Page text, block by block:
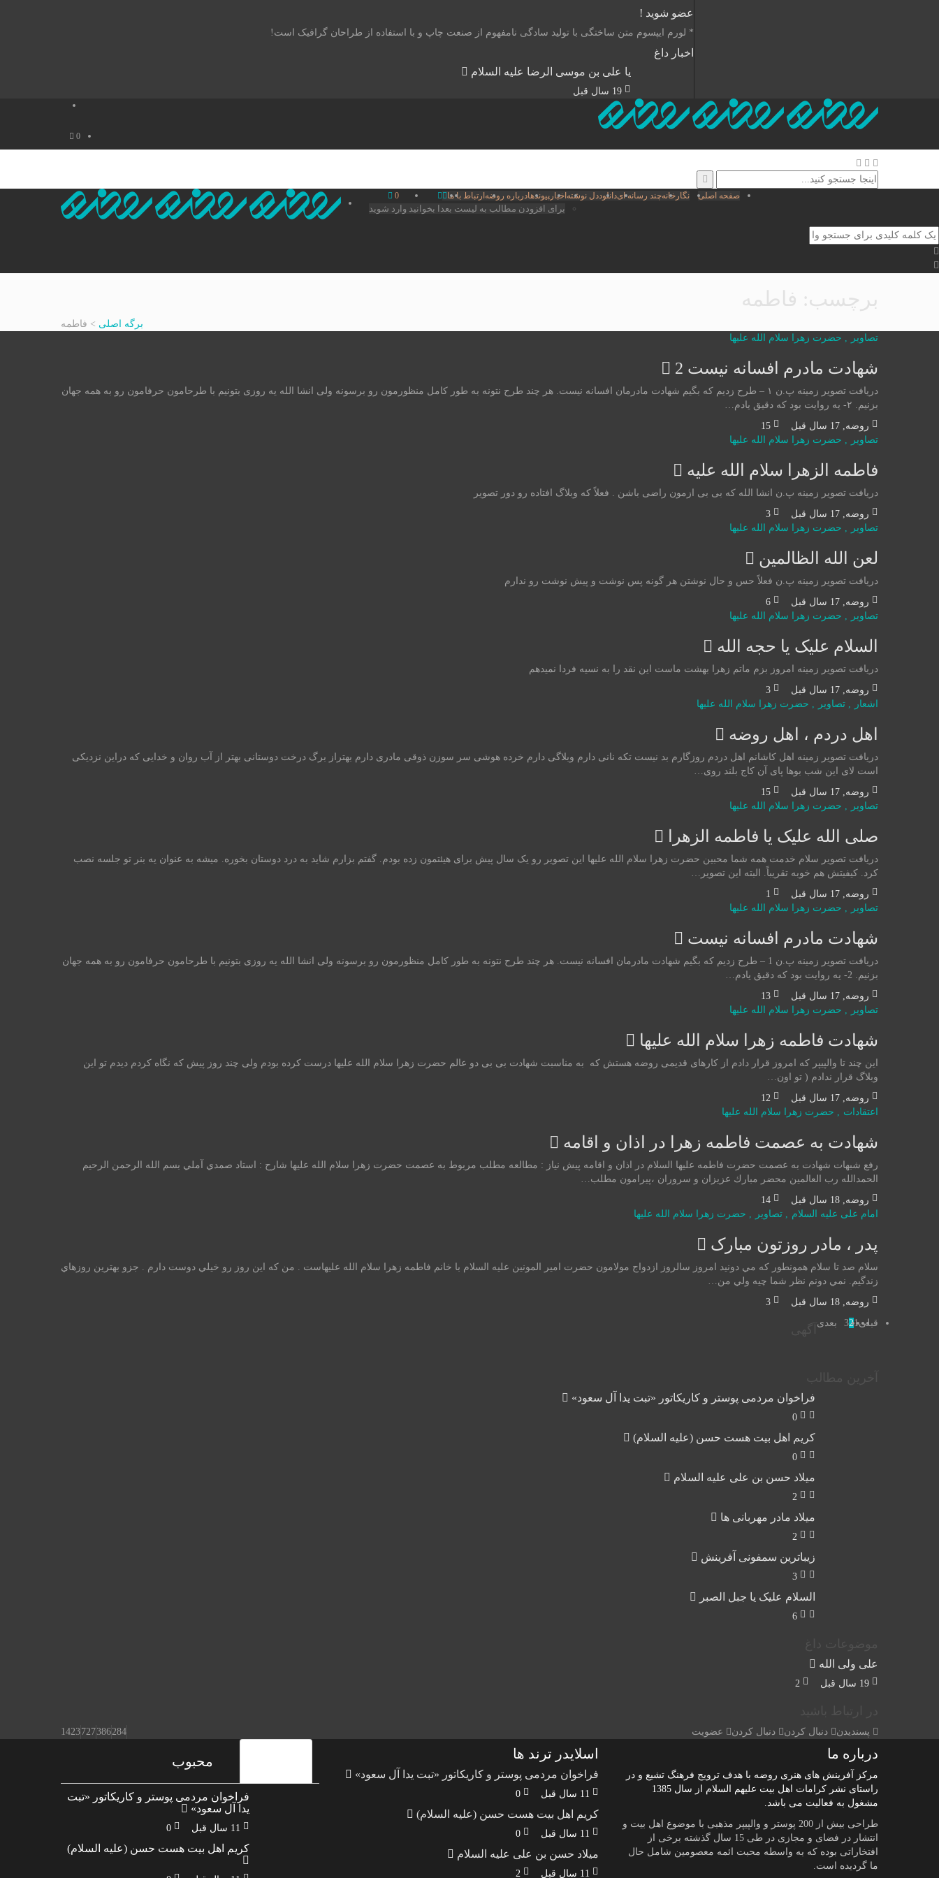
عضو شوید !
* لورم ایپسوم متن ساختگی با تولید سادگی نامفهوم از صنعت چاپ و با استفاده از طراحان گرافیک است!
اخبار داغ
یا علی بن موسی الرضا علیه السلام
19 سال قبل
0
صفحه اصلی نگارخانهچند رسانه ایدانلوددل نوشته اخبار پیوندهادرباره روضه ارتباط با ما 0
برای افزودن مطالب به لیست بعدا بخوانید وارد شوید
برچسب: فاطمه
برگه اصلی > فاطمه
تصاوير
, حضرت زهرا سلام الله علیها
شهادت مادرم افسانه نیست 2
دریافت تصویر زمینه پ.ن ۱ – طرح زدیم که بگیم شهادت مادرمان افسانه نیست. هر چند طرح نتونه به طور کامل منظورمون رو برسونه ولی انشا الله یه روزی بتونیم با طرحامون حرفامون رو به همه جهان
بزنیم. ۲- یه روایت بود که دقیق یادم…
روضه, 17 سال قبل
15
تصاوير
, حضرت زهرا سلام الله علیها
فاطمه الزهرا سلام الله علیه
دریافت تصویر زمینه پ.ن انشا الله که بی بی ازمون راضی باشن . فعلاً که وبلاگ افتاده رو دور تصویر
روضه, 17 سال قبل
3
تصاوير
, حضرت زهرا سلام الله علیها
لعن الله الظالمین
دریافت تصویر زمینه پ.ن فعلاً حس و حال نوشتن هر گونه پس نوشت و پیش نوشت رو ندارم
روضه, 17 سال قبل
6
تصاوير
, حضرت زهرا سلام الله علیها
السلام علیک یا حجه الله
دریافت تصویر زمینه امروز بزم ماتم زهرا بهشت ماست این نقد را به نسیه فردا نمی‏دهم
روضه, 17 سال قبل
3
اشعار
, تصاوير , حضرت زهرا سلام الله علیها
اهل دردم ، اهل روضه
دریافت تصویر زمینه اهل کاشانم اهل دردم روزگارم بد نیست تکه نانی دارم وبلاگی دارم خرده هوشی سر سوزن ذوقی مادری دارم بهتراز برگ درخت دوستانی بهتر از آب روان و خدایی که دراین نزدیکی
است لای این شب بوها پای آن کاج بلند روی…
روضه, 17 سال قبل
15
تصاوير
, حضرت زهرا سلام الله علیها
صلی الله علیک یا فاطمه الزهرا
دریافت تصویر سلام خدمت همه شما محبین حضرت زهرا سلام الله علیها این تصویر رو یک سال پیش برای هیئتمون زده بودم. گفتم بزارم شاید به درد دوستان بخوره. میشه به عنوان یه بنر تو جلسه نصب
کرد. کیفیتش هم خوبه تقریباً. البته این تصویر…
روضه, 17 سال قبل
1
تصاوير
, حضرت زهرا سلام الله علیها
شهادت مادرم افسانه نیست
دریافت تصویر زمینه پ.ن 1 – طرح زدیم که بگیم شهادت مادرمان افسانه نیست. هر چند طرح نتونه به طور کامل منظورمون رو برسونه ولی انشا الله یه روزی بتونیم با طرحامون حرفامون رو به همه جهان
بزنیم. 2- یه روایت بود که دقیق یادم…
روضه, 17 سال قبل
13
تصاوير
, حضرت زهرا سلام الله علیها
شهادت فاطمه زهرا سلام الله علیها
این چند تا والپیپر که امروز قرار دادم از کارهای قدیمی روضه هستش که به مناسبت شهادت بی بی دو عالم حضرت زهرا سلام الله علیها درست کرده بودم ولی چند روز پیش که نگاه کردم دیدم تو این
وبلاگ قرار ندادم ( تو اون…
روضه, 17 سال قبل
12
اعتقادات , حضرت زهرا سلام الله علیها
شهادت به عصمت فاطمه زهرا در اذان و اقامه
رفع شبهات شهادت به عصمت حضرت فاطمه عليها السلام در اذان و اقامه پيش نياز : مطالعه مطلب مربوط به عصمت حضرت زهرا سلام الله عليها شارح : استاد صمدي آملي بسم الله الرحمن الرحيم
الحمدالله رب العالمين محضر مبارك عزيزان و سروران ،پيرامون مطلب…
روضه, 18 سال قبل
14
امام علی علیه السلام , تصاوير , حضرت زهرا سلام الله علیها
پدر ، مادر روزتون مبارک
سلام صد تا سلام همونطور كه مي دونيد امروز سالروز ازدواج مولامون حضرت امير المونين عليه السلام با خانم فاطمه زهرا سلام الله عليهاست . من كه اين روز رو خيلي دوست دارم . جزو بهترين روزهاي
زندگيم. نمي دونم نظر شما چيه ولي من…
روضه, 18 سال قبل
3
قبلی1
2
3 بعدی
فراخوان مردمی پوستر و کاریکاتور «تبت یدا آل سعود»
0
کریم اهل بیت هست حسن (علیه السلام)
0
میلاد حسن بن علی علیه السلام
2
میلاد مادر مهربانی ها
2
زیباترین سمفونی آفرینش
3
السلام علیک یا جبل الصبر
6
علی ولی الله
19 سال قبل 2
پسندیدن 1423 دنبال کردن 727 دنبال کردن 386 عضویت 284
درباره ما
مرکز آفرینش های هنری روضه با هدف ترویج فرهنگ تشیع و در
راستای نشر کرامات اهل بیت علیهم السلام از سال 1385
مشغول به فعالیت می باشد.
طراحی بیش از 200 پوستر و والپیپر مذهبی با موضوع اهل بیت و
انتشار در فضای و مجازی در طی 15 سال گذشته برخی از
افتخاراتی بوده که به واسطه محبت ائمه معصومین شامل حال
ما گردیده است.
اسلایدر ترند ها
فراخوان مردمی پوستر و کاریکاتور «تبت یدا آل سعود»
11 سال قبل 0
کریم اهل بیت هست حسن (علیه السلام)
11 سال قبل 0
میلاد حسن بن علی علیه السلام
11 سال قبل 2
محبوب
فراخوان مردمی پوستر و کاریکاتور «تبت
یدا آل سعود»
11 سال قبل 0
کریم اهل بیت هست حسن (علیه السلام)